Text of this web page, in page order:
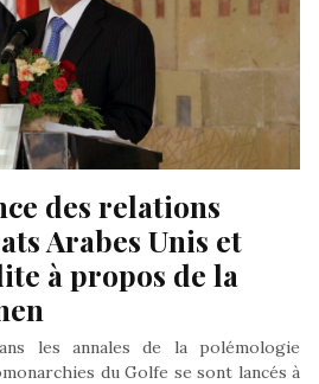
des relations
Arabes Unis et
à propos de la
les annales de la polémologie
du Golfe se sont lancés à